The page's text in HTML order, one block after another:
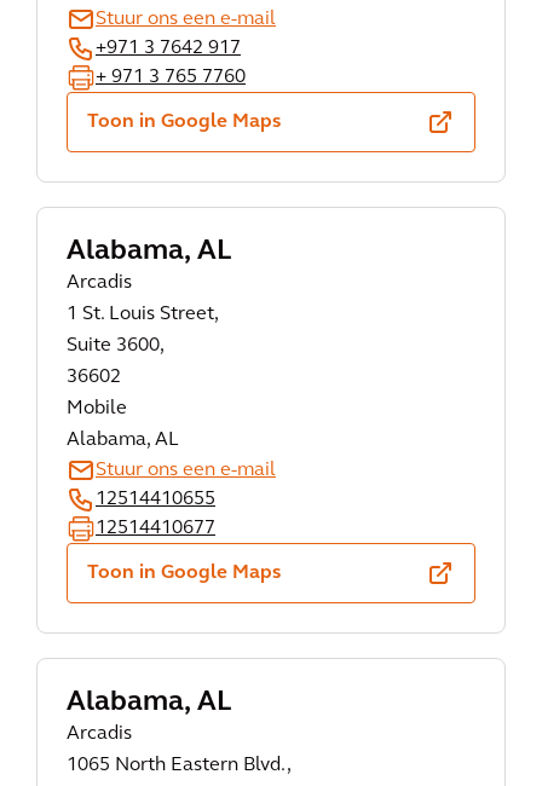
Stuur ons een e-mail
+971 3 7642 917
+ 971 3 765 7760
Toon in Google Maps
Alabama, AL
Arcadis
1 St. Louis Street,
Suite 3600,
36602
Mobile
Alabama, AL
Stuur ons een e-mail
12514410655
12514410677
Toon in Google Maps
Alabama, AL
Arcadis
1065 North Eastern Blvd.,